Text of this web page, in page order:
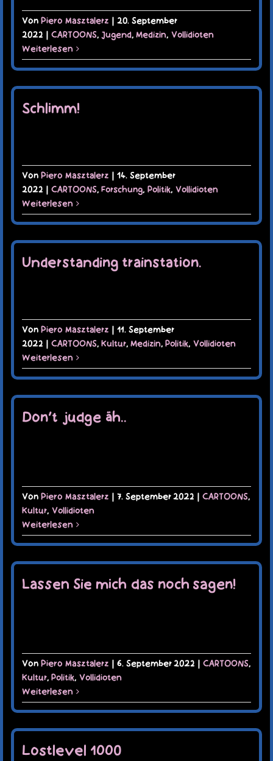
Von Piero Masztalerz | 20. September
2022 | CARTOONS, Jugend, Medizin, Vollidioten
Weiterlesen
Schlimm!
Von Piero Masztalerz | 14. September
2022 | CARTOONS, Forschung, Politik, Vollidioten
Weiterlesen
Understanding trainstation.
Von Piero Masztalerz | 11. September
2022 | CARTOONS, Kultur, Medizin, Politik, Vollidioten
Weiterlesen
Don’t judge äh..
Von Piero Masztalerz | 7. September 2022 | CARTOONS,
Kultur, Vollidioten
Weiterlesen
Lassen Sie mich das noch sagen!
Von Piero Masztalerz | 6. September 2022 | CARTOONS,
Kultur, Politik, Vollidioten
Weiterlesen
Lostlevel 1000